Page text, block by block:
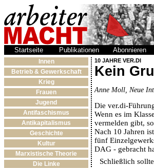
Startseite Publikationen Abonnieren
Innen
Betrieb & Gewerkschaft
Krieg
Frauen
Jugend
Antifaschismus
Antikapitalismus
Geschichte
Kultur
Marxistische Theorie
Die Linke
10 JAHRE VER.DI
Kein
Anne Moll, Neue
Die ver.di-
Wenn es im
vermelden gibt,
Nach 10 Jahren
fünf
DAG - gebracht
Schließlich